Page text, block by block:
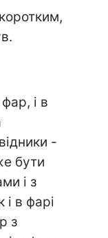
і в
-
бути
і з
в фарі
з